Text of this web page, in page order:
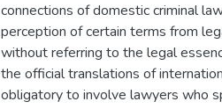
connections of domestic criminal
perception of certain terms from
without referring to the legal
the official translations of
obligatory to involve lawyers who